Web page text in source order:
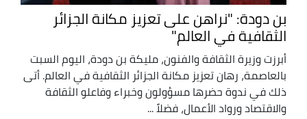
بن دودة: "نراهن على تعزيز مكانة الجزائر
الثقافية في العالم"
أبرزت وزيرة الثقافة والفنون، مليكة بن دودة، اليوم السبت
بالعاصمة، رهان تعزيز مكانة الجزائر الثقافية في العالم. أتى
ذلك في ندوة حضرها مسؤولون وخبراء وفاعلو الثقافة
والاقتصاد ورواد الأعمال، فضلاً ...